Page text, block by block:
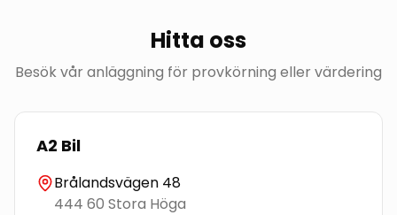
Hitta oss
Besök vår anläggning för provkörning eller värdering
A2 Bil
Brålandsvägen 48
444 60 Stora Höga